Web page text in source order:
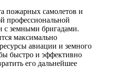
пожарных самолетов и
профессиональной
с земными бригадами.
максимально
авиации и земного
быстро и эффективно
его дальнейшее